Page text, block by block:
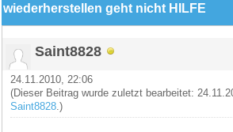
wiederherstellen geht nicht HILFE
Saint8828
24.11.2010, 22:06
(Dieser Beitrag wurde zuletzt bearbeitet:
Saint8828 .)